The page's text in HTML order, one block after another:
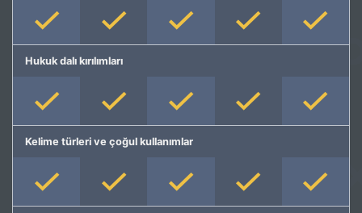
Hukuk dalı kırılımları
Kelime türleri ve çoğul kullanımlar